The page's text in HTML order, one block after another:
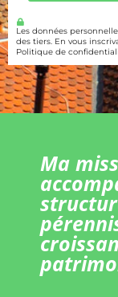
Les données
des tiers. En vous
Politique de
Ma